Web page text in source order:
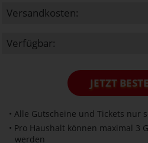
Versandkosten:
Verfügbar:
JETZT
• Alle Gutscheine und Tickets nur
• Pro Haushalt können maximal 3
werden